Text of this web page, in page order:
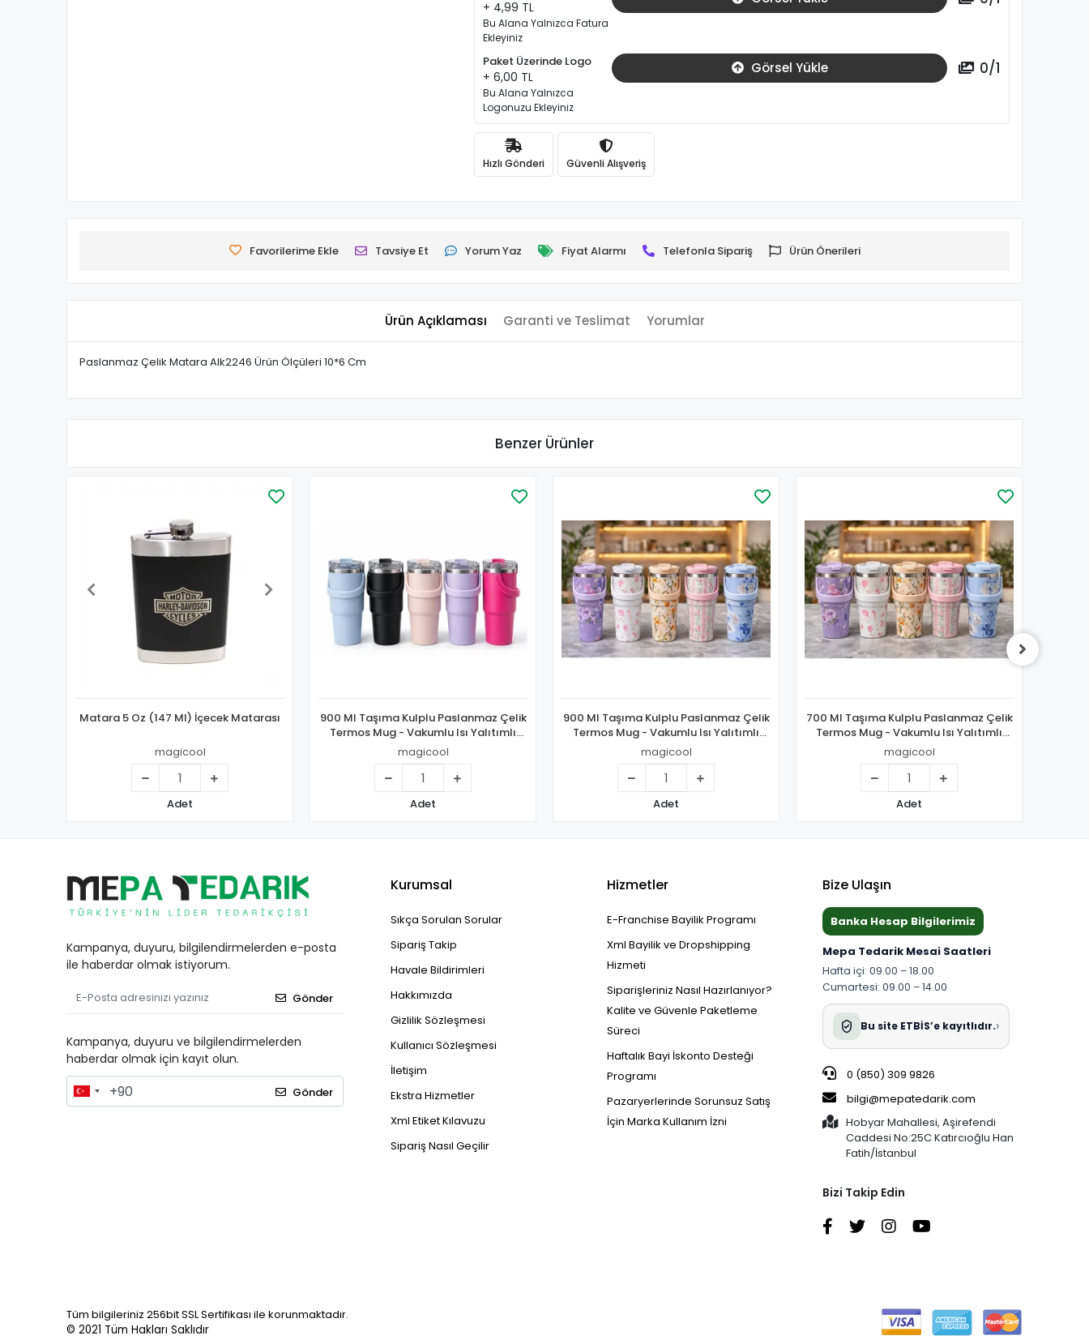
+ 4,99 TL
Bu Alana Yalnızca Fatura
Ekleyiniz
Paket Üzerinde Logo
+ 6,00 TL
Bu Alana Yalnızca
Logonuzu Ekleyiniz
Görsel Yükle 0/1
Hızlı Gönderi Güvenli Alışveriş
Favorilerime Ekle Tavsiye Et Yorum Yaz Fiyat Alarmı Telefonla Sipariş Ürün Önerileri
Ürün Açıklaması Garanti ve Teslimat Yorumlar
Paslanmaz Çelik Matara Alk2246 Ürün Ölçüleri 10*6 Cm
Benzer Ürünler
Matara 5 Oz (147 Ml) İçecek Matarası
magicool
Adet
900 Ml Taşıma Kulplu Paslanmaz Çelik
Termos Mug - Vakumlu Isı Yalıtımlı
Bardak Alk4631
magicool
Adet
900 Ml Taşıma Kulplu Paslanmaz Çelik
Termos Mug - Vakumlu Isı Yalıtımlı
Bardak Alk4630
magicool
Adet
700 Ml Taşıma Kulplu Paslanmaz Çelik
Termos Mug - Vakumlu Isı Yalıtımlı
Bardak Alk4629
magicool
Adet
Kampanya, duyuru, bilgilendirmelerden e-posta
ile haberdar olmak istiyorum.
Gönder
Kampanya, duyuru ve bilgilendirmelerden
haberdar olmak için kayıt olun.
Gönder
Kurumsal
Sıkça Sorulan Sorular
Sipariş Takip
Havale Bildirimleri
Hakkımızda
Gizlilik Sözleşmesi
Kullanıcı Sözleşmesi
İletişim
Ekstra Hizmetler
Xml Etiket Kılavuzu
Sipariş Nasıl Geçilir
Hizmetler
E-Franchise Bayilik Programı
Xml Bayilik ve Dropshipping
Hizmeti
Siparişleriniz Nasıl Hazırlanıyor?
Kalite ve Güvenle Paketleme
Süreci
Haftalık Bayi İskonto Desteği
Programı
Pazaryerlerinde Sorunsuz Satış
İçin Marka Kullanım İzni
Bize Ulaşın
Banka Hesap Bilgilerimiz
Mepa Tedarik Mesai Saatleri
Hafta içi: 09.00 – 18.00
Cumartesi: 09.00 – 14.00
Bu site ETBİS’e kayıtlıdır.›
0 (850) 309 9826
bilgi@mepatedarik.com
Hobyar Mahallesi, Aşirefendi
Caddesi No:25C Katırcıoğlu Han
Fatih/İstanbul
Bizi Takip Edin
Tüm bilgileriniz 256bit SSL Sertifikası ile korunmaktadır.
© 2021 Tüm Hakları Saklıdır